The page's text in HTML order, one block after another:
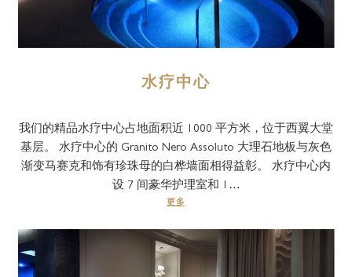
水疗中心
我们的精品水疗中心占地面积近 1000 平方米，位于西翼大堂
基层。 水疗中心的 Granito Nero Assoluto 大理石地板与灰色
渐变马赛克和饰有珍珠母的白桦墙面相得益彰。 水疗中心内
设 7 间豪华护理室和 1…
更多